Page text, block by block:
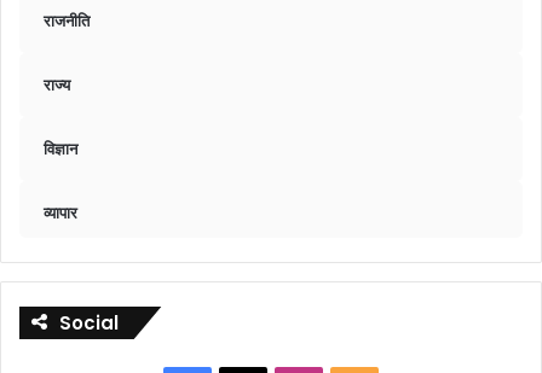
राजनीति
राज्य
विज्ञान
व्यापार
Social